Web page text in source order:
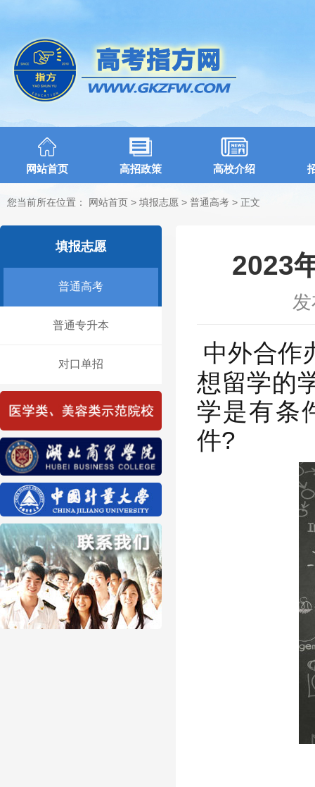
网站首页 高招政策 高校介绍
您当前所在位置： 网站首页 > 填报志愿 > 普通高考 > 正文
填报志愿
普通高考
普通专升本
对口单招
2023
中外合作
想留学的
学是有条
件?